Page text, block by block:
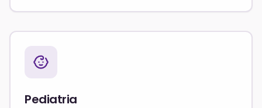
Pediatria